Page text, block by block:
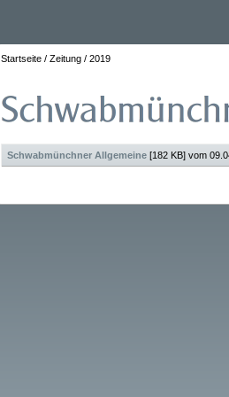
Startseite / Zeitung / 2019
Schwabmünchner Allgemeine [182 KB] vom